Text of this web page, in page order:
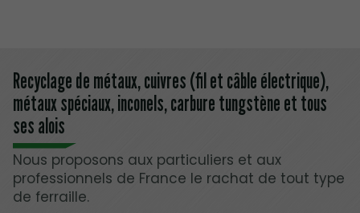
Recyclage de métaux, cuivres (fil et câble électrique),
métaux spéciaux, inconels, carbure tungstène et tous
ses alois
Nous proposons aux particuliers et aux
professionnels de France le rachat de tout type
de ferraille.